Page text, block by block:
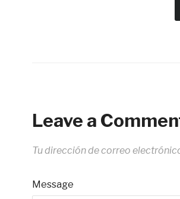
Leave a
Tu dirección de correo
Message